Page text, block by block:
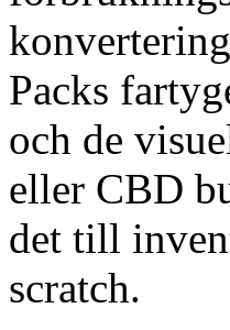
Packs
och de
eller CBD
det till
scratch.